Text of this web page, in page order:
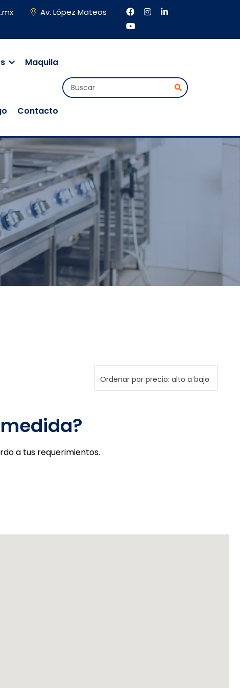
Av. López Mateos
Maquila
Contacto
a tus requerimientos.